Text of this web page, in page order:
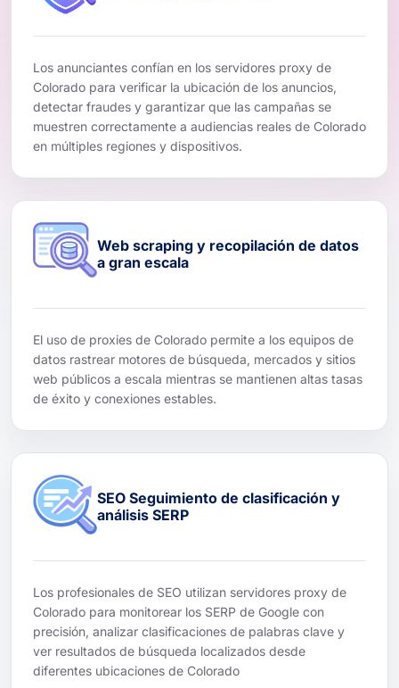
Los anunciantes confían en los servidores proxy de
Colorado para verificar la ubicación de los anuncios,
detectar fraudes y garantizar que las campañas se
muestren correctamente a audiencias reales de Colorado
en múltiples regiones y dispositivos.
Web scraping y recopilación de datos
a gran escala
El uso de proxies de Colorado permite a los equipos de
datos rastrear motores de búsqueda, mercados y sitios
web públicos a escala mientras se mantienen altas tasas
de éxito y conexiones estables.
SEO Seguimiento de clasificación y
análisis SERP
Los profesionales de SEO utilizan servidores proxy de
Colorado para monitorear los SERP de Google con
precisión, analizar clasificaciones de palabras clave y
ver resultados de búsqueda localizados desde
diferentes ubicaciones de Colorado